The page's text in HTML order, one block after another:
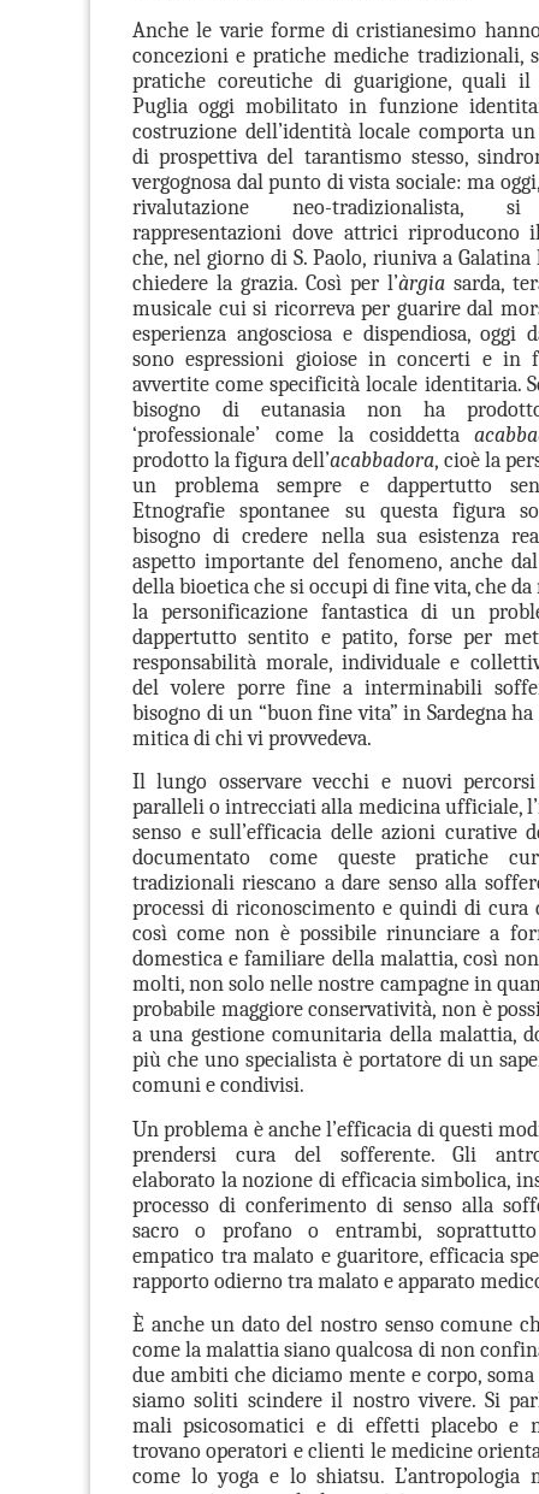
Anche le varie forme di cristianesimo
concezioni e pratiche mediche tradizionali,
pratiche coreutiche di guarigione, quali
Puglia oggi mobilitato in funzione
costruzione dell’identità locale comporta
di prospettiva del tarantismo stesso,
vergognosa dal punto di vista sociale: ma
rivalutazione neo-tradizionalista,
rappresentazioni dove attrici riproducono
che, nel giorno di S. Paolo, riuniva a
chiedere la grazia. Così per l’àrgia sarda,
musicale cui si ricorreva per guarire dal
esperienza angosciosa e dispendiosa, oggi
sono espressioni gioiose in concerti e in
avvertite come specificità locale identitaria.
bisogno di eutanasia non ha
‘professionale’ come la cosiddetta
prodotto la figura dell’acabbadora, cioè la
un problema sempre e dappertutto
Etnografie spontanee su questa figura
bisogno di credere nella sua esistenza
aspetto importante del fenomeno, anche
della bioetica che si occupi di fine vita, che
la personificazione fantastica di un
dappertutto sentito e patito, forse per
responsabilità morale, individuale e
del volere porre fine a interminabili
bisogno di un “buon fine vita” in Sardegna
mitica di chi vi provvedeva.
Il lungo osservare vecchi e nuovi
paralleli o intrecciati alla medicina ufficiale,
senso e sull’efficacia delle azioni curative
documentato come queste pratiche
tradizionali riescano a dare senso alla
processi di riconoscimento e quindi di cura
così come non è possibile rinunciare a
domestica e familiare della malattia, così
molti, non solo nelle nostre campagne in
probabile maggiore conservatività, non è
a una gestione comunitaria della malattia,
più che uno specialista è portatore di un
comuni e condivisi.
Un problema è anche l’efficacia di questi
prendersi cura del sofferente. Gli
elaborato la nozione di efficacia simbolica,
processo di conferimento di senso alla
sacro o profano o entrambi,
empatico tra malato e guaritore, efficacia
rapporto odierno tra malato e apparato
È anche un dato del nostro senso comune
come la malattia siano qualcosa di non
due ambiti che diciamo mente e corpo,
siamo soliti scindere il nostro vivere. Si
mali psicosomatici e di effetti placebo e
trovano operatori e clienti le medicine
come lo yoga e lo shiatsu. L’antropologia